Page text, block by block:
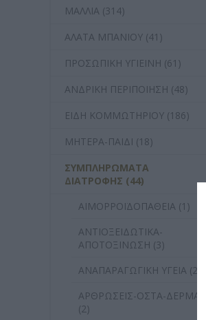
ΜΑΛΛΙΑ (314)
ΑΛΑΤΑ ΜΠΑΝΙΟΥ (41)
ΠΡΟΣΩΠΙΚΗ ΥΓΙΕΙΝΗ (61)
ΑΝΔΡΙΚΗ ΠΕΡΙΠΟΙΗΣΗ (48)
ΕΙΔΗ ΚΟΜΜΩΤΗΡΙΟΥ (186)
ΜΗΤΕΡΑ-ΠΑΙΔΙ (18)
ΣΥΜΠΛΗΡΩΜΑΤΑ
ΔΙΑΤΡΟΦΗΣ (44)
ΑΙΜΟΡΡΟΪΔΟΠΑΘΕΙΑ (1)
ΑΝΤΙΟΞΕΙΔΩΤΙΚΑ-
ΑΠΟΤΟΞΙΝΩΣΗ (3)
ΑΝΑΠΑΡΑΓΩΓΙΚΗ ΥΓΕΙΑ (2)
ΑΡΘΡΩΣΕΙΣ-ΟΣΤΑ-ΔΕΡΜΑ
(2)